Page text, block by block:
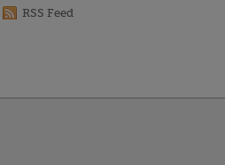
RSS Feed